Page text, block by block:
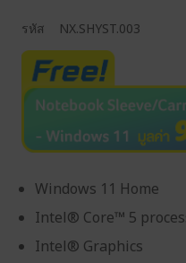
รหัส NX.SHYST.003
Windows 11 Home
Intel® Core™ 5
Intel® Graphics